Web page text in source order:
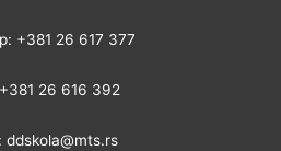
+381 26 617 377
26 616 392
ddskola@mts.rs